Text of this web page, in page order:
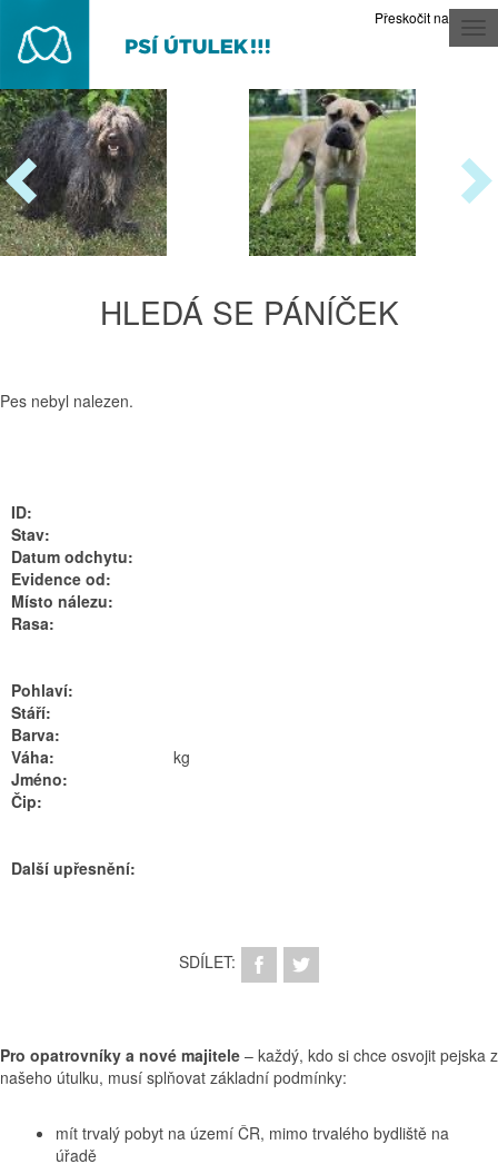
Přeskočit na obsah
HLEDÁ SE PÁNÍČEK
Pes nebyl nalezen.
ID:
Stav:
Datum odchytu:
Evidence od:
Místo nálezu:
Rasa:
Pohlaví:
Stáří:
Barva:
Váha:
kg
Jméno:
Čip:
Další upřesnění:
SDÍLET:
Pro opatrovníky a nové majitele – každý, kdo si chce osvojit pejska z
našeho útulku, musí splňovat základní podmínky:
mít trvalý pobyt na území ČR, mimo trvalého bydliště na
úřadě